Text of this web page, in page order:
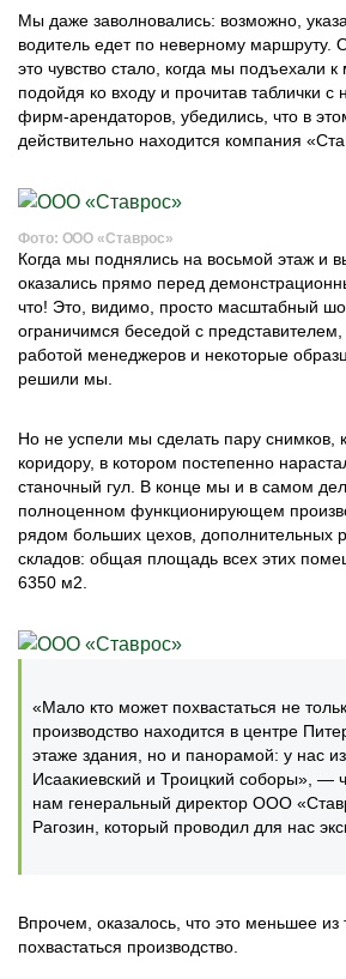
Мы даже заволновались: возможно,
водитель едет по неверному маршруту.
это чувство стало, когда мы подъехали к
подойдя ко входу и прочитав таблички
фирм-арендаторов, убедились, что в
действительно находится компания
Фото: ООО «Ставрос»
Когда мы поднялись на восьмой этаж и
оказались прямо перед
что! Это, видимо, просто масштабный
ограничимся беседой с
работой менеджеров и некоторые
решили мы.
Но не успели мы сделать пару снимков,
коридору, в котором постепенно
станочный гул. В конце мы и в самом
полноценном функционирующем
рядом больших цехов, дополнительных
складов: общая площадь всех этих
6350 м2.
«Мало кто может похвастаться не
производство находится в центре
этаже здания, но и панорамой: у нас
Исаакиевский и Троицкий соборы», ―
нам генеральный директор ООО
Рагозин, который проводил для нас
Впрочем, оказалось, что это меньшее из
похвастаться производство.